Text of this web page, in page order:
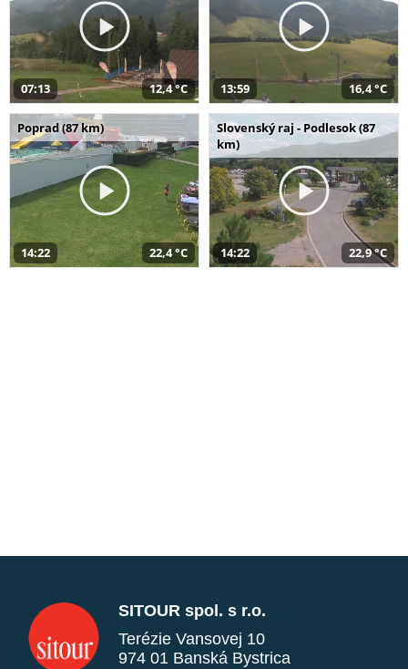
07:13 12,4 °C 13:59 16,4 °C
Poprad (87 km)
14:22 22,4 °C
Slovenský raj - Podlesok (87
km)
14:22 22,9 °C
SITOUR spol. s r.o.
Terézie Vansovej 10
974 01 Banská Bystrica